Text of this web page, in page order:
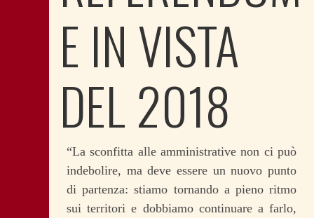
E IN VISTA
DEL 2018
“La sconfitta alle amministrative non ci può
indebolire, ma deve essere un nuovo punto
di partenza: stiamo tornando a pieno ritmo
sui territori e dobbiamo continuare a farlo,